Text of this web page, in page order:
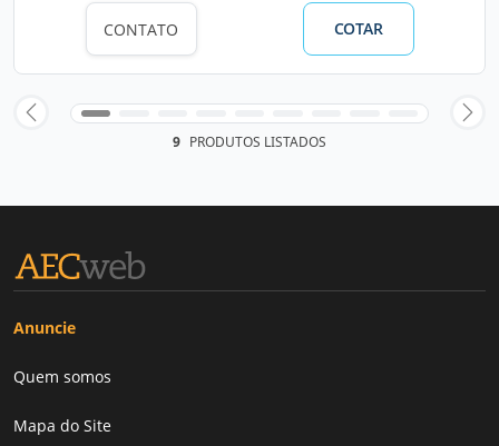
CONTATO COTAR
9 PRODUTOS LISTADOS
Anuncie
Quem somos
Mapa do Site